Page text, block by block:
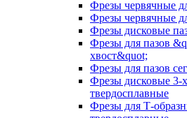
Фрезы червячные
Фрезы червячные
Фрезы дисковые
Фрезы для пазов
хвост&quot;
Фрезы для пазов
Фрезы дисковые 3-
твердосплавные
Фрезы для Т-